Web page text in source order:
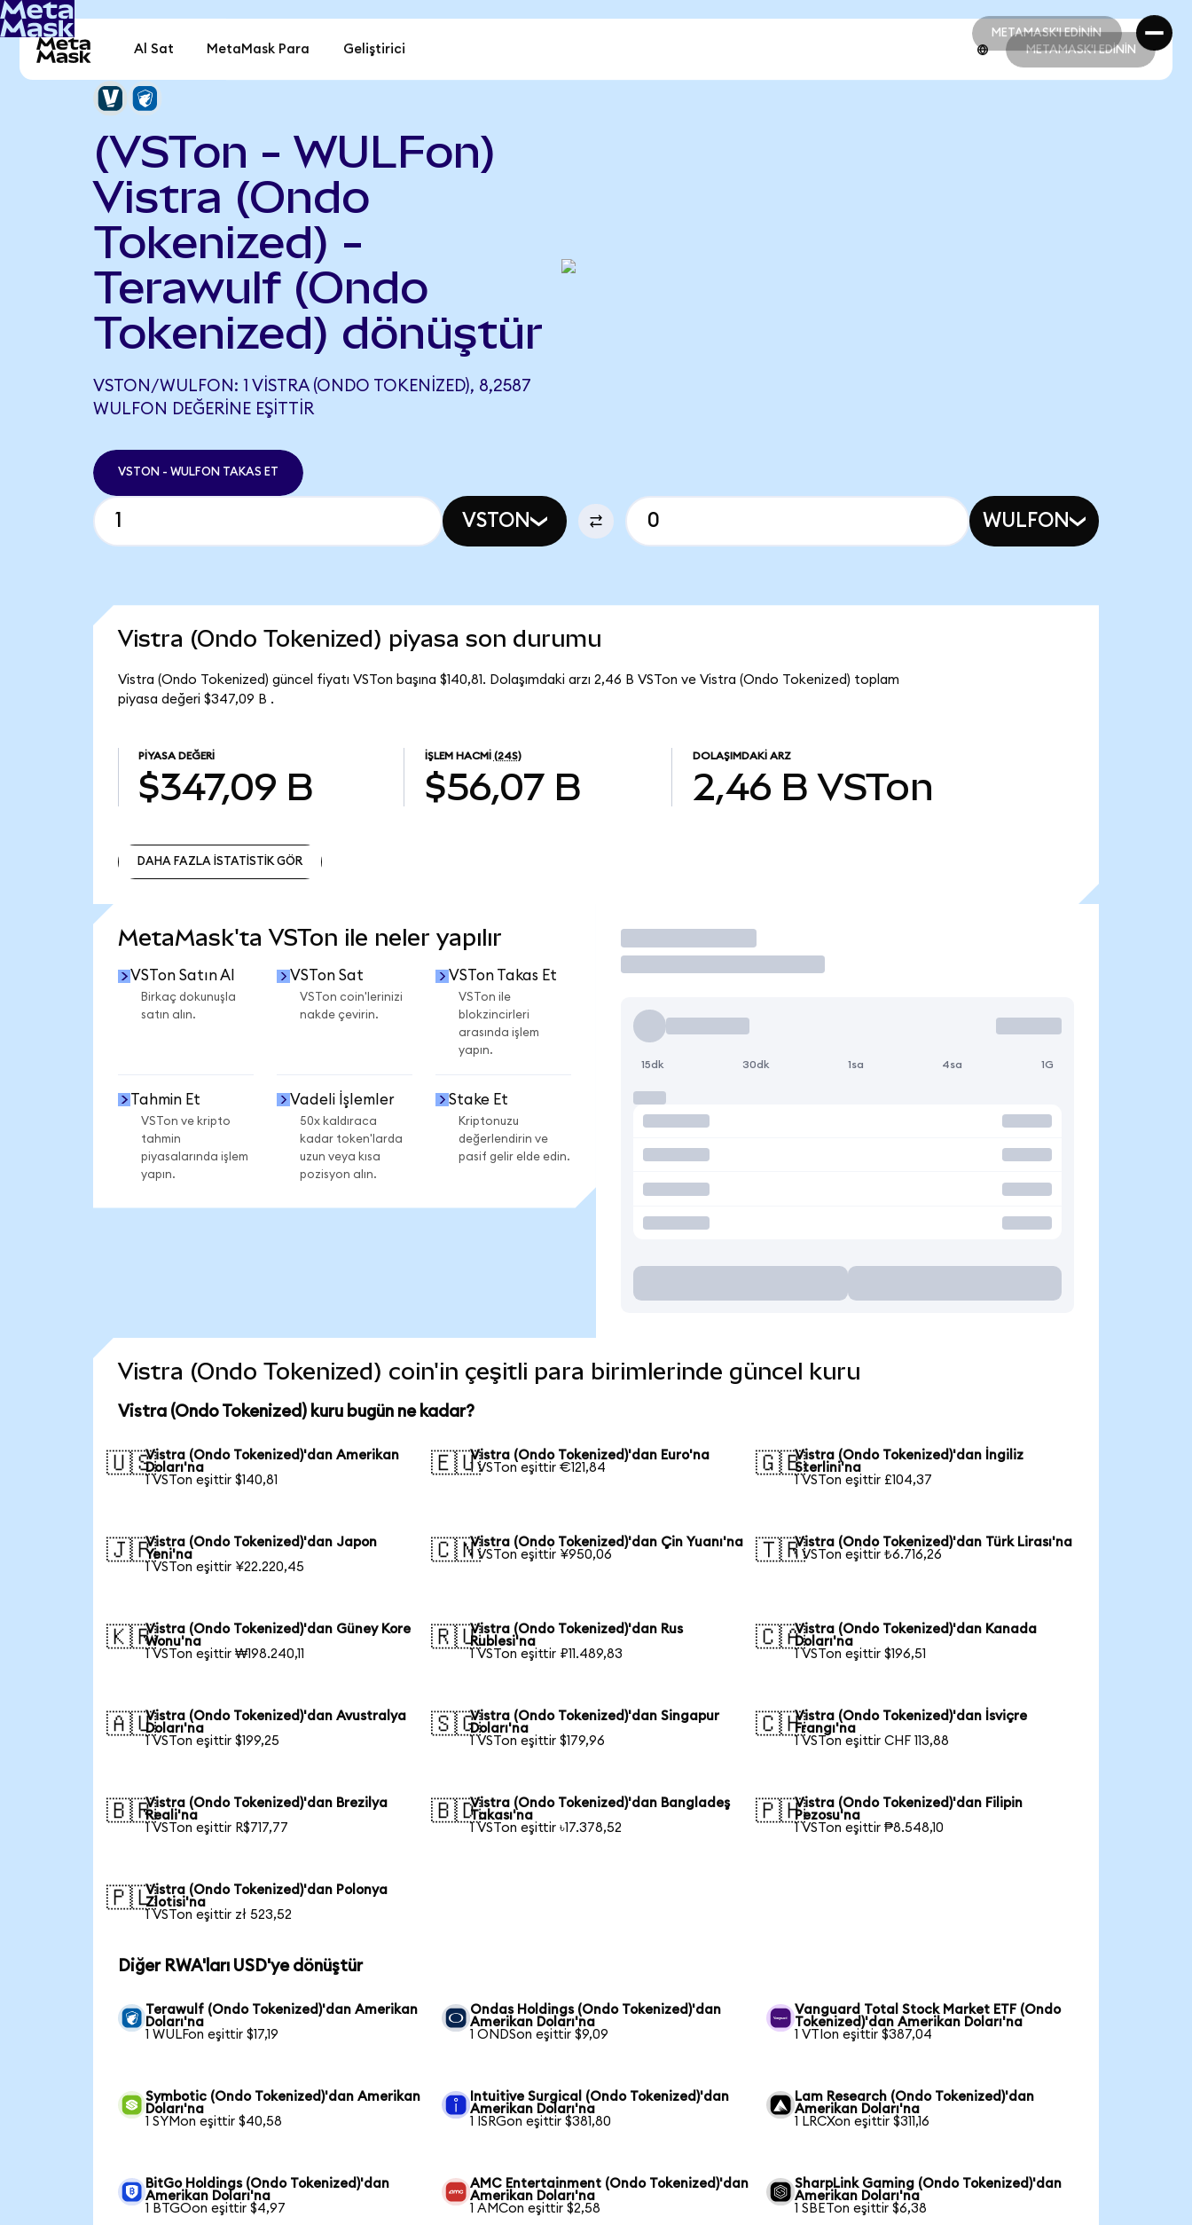
METAMASK'I EDİNİN
METAMASK'I EDİNİN
Al Sat MetaMask Para Geliştirici METAMASK'I EDİNİN
(VSTon - WULFon)
Vistra (Ondo
Tokenized) -
Terawulf (Ondo
Tokenized) dönüştür
VSTON/WULFON: 1 VISTRA (ONDO TOKENIZED), 8,2587
WULFON DEĞERINE EŞITTIR
VSTON - WULFON TAKAS ET
VSTON WULFON
Vistra (Ondo Tokenized) piyasa son durumu
Vistra (Ondo Tokenized) güncel fiyatı VSTon başına $140,81. Dolaşımdaki arzı 2,46 B VSTon ve Vistra (Ondo Tokenized) toplam
piyasa değeri $347,09 B .
PIYASA DEĞERI
$347,09 B
İŞLEM HACMI (24S)
$56,07 B
DOLAŞIMDAKI ARZ
2,46 B VSTon
DAHA FAZLA İSTATİSTİK GÖR
MetaMask'ta VSTon ile neler yapılır
VSTon Satın Al
Birkaç dokunuşla
satın alın.
VSTon Sat
VSTon coin'lerinizi
nakde çevirin.
VSTon Takas Et
VSTon ile
blokzincirleri
arasında işlem
yapın.
Tahmin Et
VSTon ve kripto
tahmin
piyasalarında işlem
yapın.
Vadeli İşlemler
50x kaldıraca
kadar token'larda
uzun veya kısa
pozisyon alın.
Stake Et
Kriptonuzu
değerlendirin ve
pasif gelir elde edin.
İşlem Yap
15dk 30dk 1sa 4sa 1G
Vistra (Ondo Tokenized) coin'in çeşitli para birimlerinde güncel kuru
Vistra (Ondo Tokenized) kuru bugün ne kadar?
🇺🇸Vistra (Ondo Tokenized)'dan Amerikan
Doları'na
1 VSTon eşittir $140,81
🇪🇺Vistra (Ondo Tokenized)'dan Euro'na
1 VSTon eşittir €121,84
🇬🇧Vistra (Ondo Tokenized)'dan İngiliz
Sterlini'na
1 VSTon eşittir £104,37
🇯🇵Vistra (Ondo Tokenized)'dan Japon
Yeni'na
1 VSTon eşittir ¥22.220,45
🇨🇳Vistra (Ondo Tokenized)'dan Çin Yuanı'na
1 VSTon eşittir ¥950,06
🇹🇷Vistra (Ondo Tokenized)'dan Türk Lirası'na
1 VSTon eşittir ₺6.716,26
🇰🇷Vistra (Ondo Tokenized)'dan Güney Kore
Wonu'na
1 VSTon eşittir ₩198.240,11
🇷🇺Vistra (Ondo Tokenized)'dan Rus
Rublesi'na
1 VSTon eşittir ₽11.489,83
🇨🇦Vistra (Ondo Tokenized)'dan Kanada
Doları'na
1 VSTon eşittir $196,51
🇦🇺Vistra (Ondo Tokenized)'dan Avustralya
Doları'na
1 VSTon eşittir $199,25
🇸🇬Vistra (Ondo Tokenized)'dan Singapur
Doları'na
1 VSTon eşittir $179,96
🇨🇭Vistra (Ondo Tokenized)'dan İsviçre
Frangı'na
1 VSTon eşittir CHF 113,88
🇧🇷Vistra (Ondo Tokenized)'dan Brezilya
Reali'na
1 VSTon eşittir R$717,77
🇧🇩Vistra (Ondo Tokenized)'dan Bangladeş
Takası'na
1 VSTon eşittir ৳17.378,52
🇵🇭Vistra (Ondo Tokenized)'dan Filipin
Pezosu'na
1 VSTon eşittir ₱8.548,10
🇵🇱Vistra (Ondo Tokenized)'dan Polonya
Zlotisi'na
1 VSTon eşittir zł 523,52
Diğer RWA'ları USD'ye dönüştür
Terawulf (Ondo Tokenized)'dan Amerikan
Doları'na
1 WULFon eşittir $17,19
Ondas Holdings (Ondo Tokenized)'dan
Amerikan Doları'na
1 ONDSon eşittir $9,09
Vanguard Total Stock Market ETF (Ondo
Tokenized)'dan Amerikan Doları'na
1 VTIon eşittir $387,04
Symbotic (Ondo Tokenized)'dan Amerikan
Doları'na
1 SYMon eşittir $40,58
Intuitive Surgical (Ondo Tokenized)'dan
Amerikan Doları'na
1 ISRGon eşittir $381,80
Lam Research (Ondo Tokenized)'dan
Amerikan Doları'na
1 LRCXon eşittir $311,16
BitGo Holdings (Ondo Tokenized)'dan
Amerikan Doları'na
1 BTGOon eşittir $4,97
AMC Entertainment (Ondo Tokenized)'dan
Amerikan Doları'na
1 AMCon eşittir $2,58
SharpLink Gaming (Ondo Tokenized)'dan
Amerikan Doları'na
1 SBETon eşittir $6,38